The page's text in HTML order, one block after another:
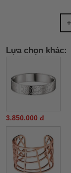
Lựa chọn khác:
3.850.000 đ